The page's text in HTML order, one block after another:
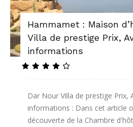
Hammamet : Maison
Villa de prestige Prix,
informations
Dar Nour Villa de prestige Prix,
informations : Dans cet article
découverte de la Chambre